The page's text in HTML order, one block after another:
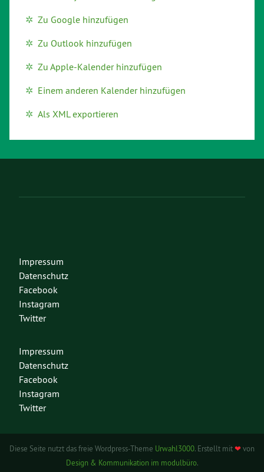
Zu Google hinzufügen
Zu Outlook hinzufügen
Zu Apple-Kalender hinzufügen
Einem anderen Kalender hinzufügen
Als XML exportieren
Impressum
Datenschutz
Facebook
Instagram
Twitter
Impressum
Datenschutz
Facebook
Instagram
Twitter
Diese Seite nutzt das freie Wordpress-Theme Urwahl3000. Erstellt mit❤ von
Design & Kommunikation im modulbüro.